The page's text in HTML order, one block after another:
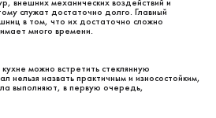
служат достаточно долго. Главный
в том, что их достаточно сложно
много времени.
можно встретить стеклянную
нельзя назвать практичным и износостойким,
выполняют, в первую очередь,